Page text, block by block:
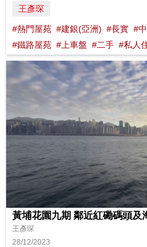
王彥琛
#熱門屋苑 #建銀(亞洲) #長實 #
#鐵路屋苑 #上車盤 #二手 #私人
黃埔花園九期 鄰近紅磡碼頭及
王彥琛
28/12/2023